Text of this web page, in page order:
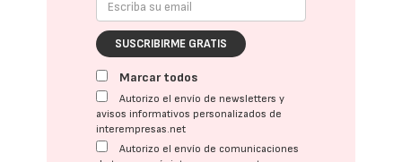
SUSCRIBIRME GRATIS
Marcar todos
Autorizo el envío de newsletters y
avisos informativos personalizados de
interempresas.net
Autorizo el envío de comunicaciones